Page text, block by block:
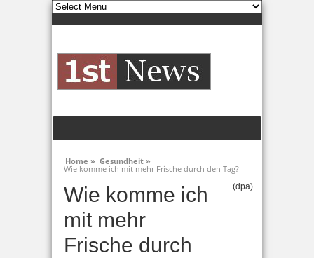
Home » Gesundheit »
Wie komme ich mit mehr Frische durch den Tag?
Wie komme ich
mit mehr
Frische durch
(dpa)